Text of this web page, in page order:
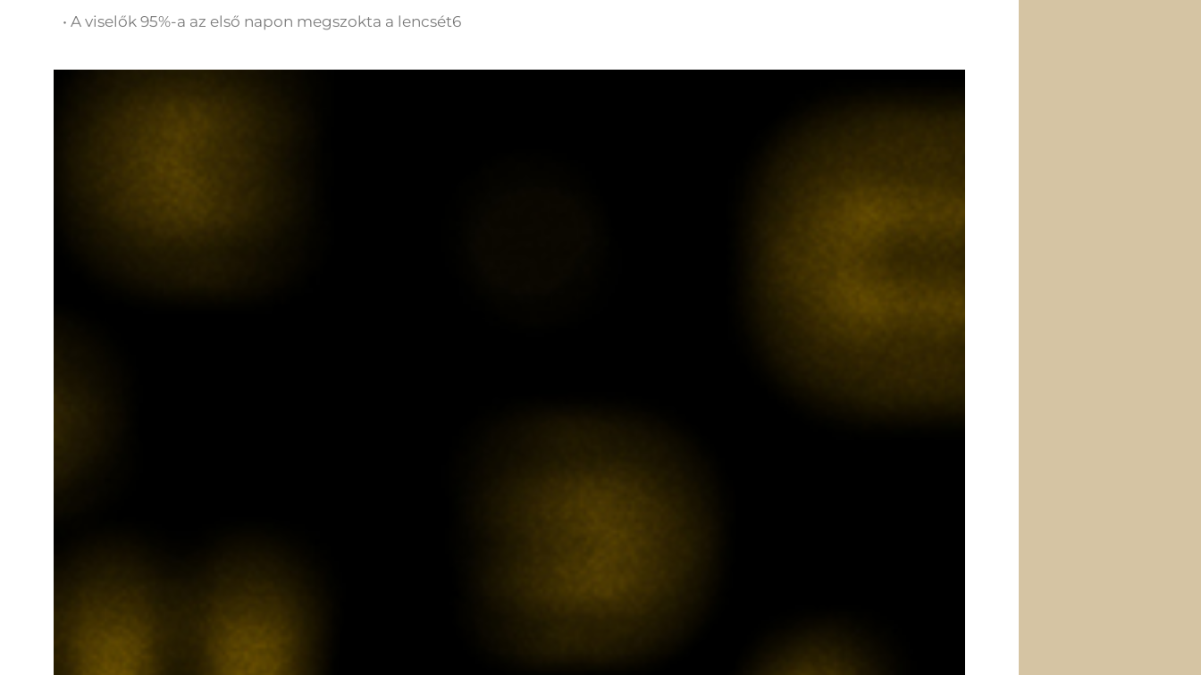
• A viselők 95%-a az első napon megszokta a lencsét6